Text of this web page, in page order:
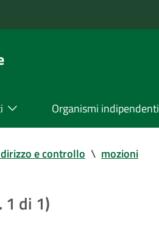
Organismi indipendenti
e controllo \ mozioni
di 1)